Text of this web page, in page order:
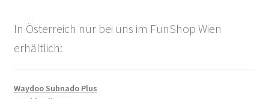
In Österreich nur bei uns im FunShop Wien
erhältlich:
Waydoo Subnado Plus